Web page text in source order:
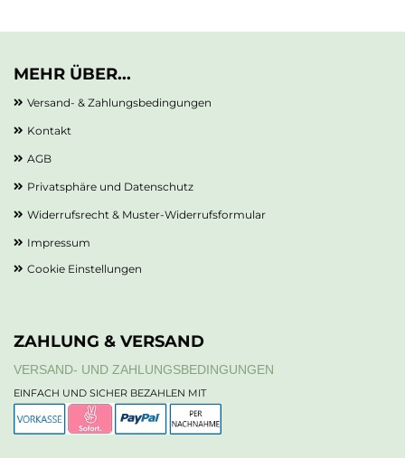
MEHR ÜBER...
Versand- & Zahlungsbedingungen
Kontakt
AGB
Privatsphäre und Datenschutz
Widerrufsrecht & Muster-Widerrufsformular
Impressum
Cookie Einstellungen
ZAHLUNG & VERSAND
VERSAND- UND ZAHLUNGSBEDINGUNGEN
EINFACH UND SICHER BEZAHLEN MIT